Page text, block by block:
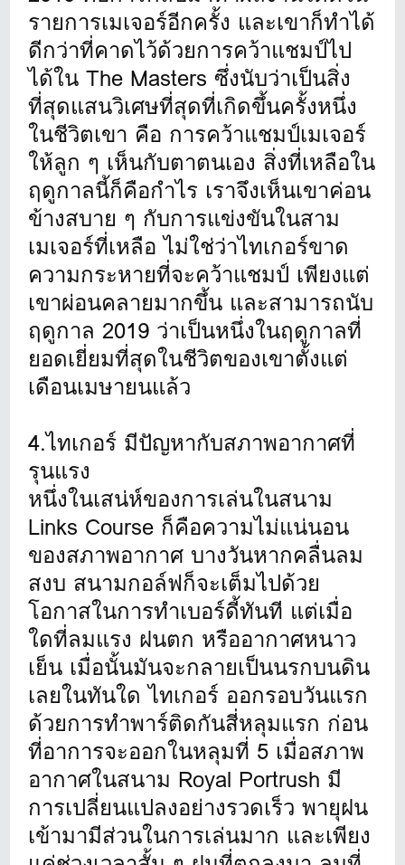
รายการเมเจอร์อีกครั้ง และเขาก็ทำได้
ดีกว่าที่คาดไว้ด้วยการคว้าแชมป์ไป
ได้ใน The Masters ซึ่งนับว่าเป็นสิ่ง
ที่สุดแสนวิเศษที่สุดที่เกิดขึ้นครั้งหนึ่ง
ในชีวิตเขา คือ การคว้าแชมป์เมเจอร์
ให้ลูก ๆ เห็นกับตาตนเอง สิ่งที่เหลือใน
ฤดูกาลนี้ก็คือกำไร เราจึงเห็นเขาค่อน
ข้างสบาย ๆ กับการแข่งขันในสาม
เมเจอร์ที่เหลือ ไม่ใช่ว่าไทเกอร์ขาด
ความกระหายที่จะคว้าแชมป์ เพียงแต่
เขาผ่อนคลายมากขึ้น และสามารถนับ
ฤดูกาล 2019 ว่าเป็นหนึ่งในฤดูกาลที่
ยอดเยี่ยมที่สุดในชีวิตของเขาตั้งแต่
เดือนเมษายนแล้ว
4.ไทเกอร์ มีปัญหากับสภาพอากาศที่
รุนแรง
หนึ่งในเสน่ห์ของการเล่นในสนาม
Links Course ก็คือความไม่แน่นอน
ของสภาพอากาศ บางวันหากคลื่นลม
สงบ สนามกอล์ฟก็จะเต็มไปด้วย
โอกาสในการทำเบอร์ดี้ทันที แต่เมื่อ
ใดที่ลมแรง ฝนตก หรืออากาศหนาว
เย็น เมื่อนั้นมันจะกลายเป็นนรกบนดิน
เลยในทันใด ไทเกอร์ ออกรอบวันแรก
ด้วยการทำพาร์ติดกันสี่หลุมแรก ก่อน
ที่อาการจะออกในหลุมที่ 5 เมื่อสภาพ
อากาศในสนาม Royal Portrush มี
การเปลี่ยนแปลงอย่างรวดเร็ว พายุฝน
เข้ามามีส่วนในการเล่นมาก และเพียง